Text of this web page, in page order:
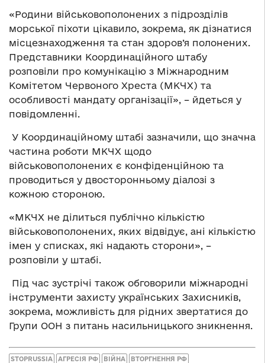
«Родини військовополонених з підрозділів
морської піхоти цікавило, зокрема, як дізнатися
місцезнаходження та стан здоров’я полонених.
Представники Координаційного штабу
розповіли про комунікацію з Міжнародним
Комітетом Червоного Хреста (МКЧХ) та
особливості мандату організації», – йдеться у
повідомленні.
У Координаційному штабі зазначили, що значна
частина роботи МКЧХ щодо
військовополонених є конфіденційною та
проводиться у двосторонньому діалозі з
кожною стороною.
«МКЧХ не ділиться публічно кількістю
військовополонених, яких відвідує, ані кількістю
імен у списках, які надають сторони», –
розповіли у штабі.
Під час зустрічі також обговорили міжнародні
інструменти захисту українських Захисників,
зокрема, можливість для рідних звертатися до
Групи ООН з питань насильницького зникнення.
STOPRUSSIA АГРЕСІЯ РФ ВІЙНА ВТОРГНЕННЯ РФ